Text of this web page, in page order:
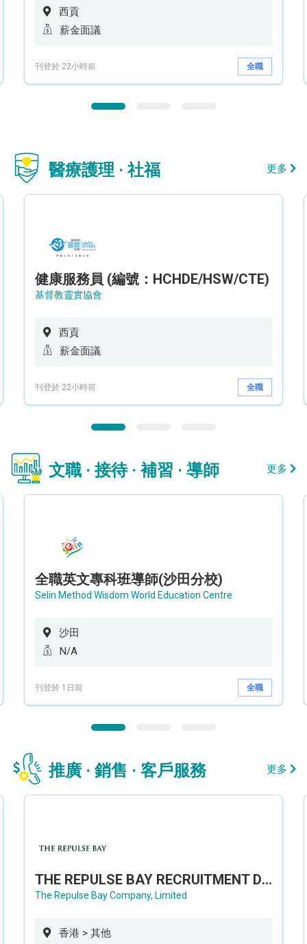
西貢
薪金面議
刊登於 22小時前 全職
醫療護理 · 社福 更多
健康服務員 (編號：HCHDE/HSW/CTE)
基督教靈實協會
西貢
薪金面議
刊登於 22小時前 全職
文職 · 接待 · 補習 · 導師 更多
全職英文專科班導師(沙田分校)
Selin Method Wisdom World Education Centre
沙田
N/A
刊登於 1日前 全職
推廣 · 銷售 · 客戶服務 更多
THE REPULSE BAY RECRUITMENT DAY 淺水灣影灣園人才招聘會
The Repulse Bay Company, Limited
香港 > 其他